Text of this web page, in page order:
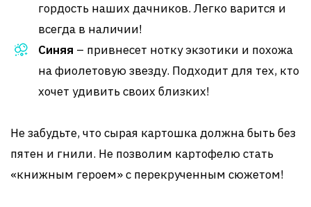
гордость наших дачников. Легко варится и
всегда в наличии!
Синяя – привнесет нотку экзотики и похожа
на фиолетовую звезду. Подходит для тех, кто
хочет удивить своих близких!
Не забудьте, что сырая картошка должна быть без
пятен и гнили. Не позволим картофелю стать
«книжным героем» с перекрученным сюжетом!